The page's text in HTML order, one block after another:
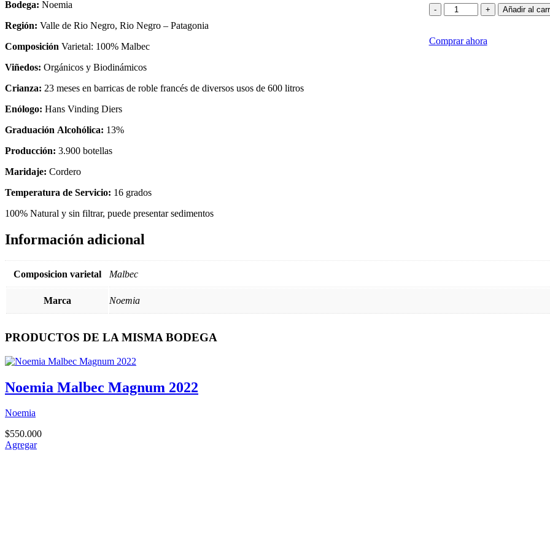
-
Noemia
Malbec
cantidad
+ Añadir al
Comprar ahora
Bodega: Noemia
Región: Valle de Rio Negro, Rio Negro – Patagonia
Composición Varietal: 100% Malbec
Viñedos: Orgánicos y Biodinámicos
Crianza: 23 meses en barricas de roble francés de diversos usos de 600 litros
Enólogo: Hans Vinding Diers
Graduación Alcohólica: 13%
Producción: 3.900 botellas
Maridaje: Cordero
Temperatura de Servicio: 16 grados
100% Natural y sin filtrar, puede presentar sedimentos
Información adicional
Composicion varietal Malbec
Marca Noemia
PRODUCTOS DE LA MISMA BODEGA
Noemia Malbec Magnum 2022
Noemia
$550.000
Agregar